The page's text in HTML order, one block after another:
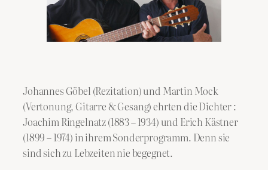
Johannes Göbel (Rezitation) und Martin Mock
(Vertonung, Gitarre & Gesang) ehrten die Dichter :
Joachim Ringelnatz (1883 – 1934) und Erich Kästner
(1899 – 1974) in ihrem Sonderprogramm. Denn sie
sind sich zu Lebzeiten nie begegnet.